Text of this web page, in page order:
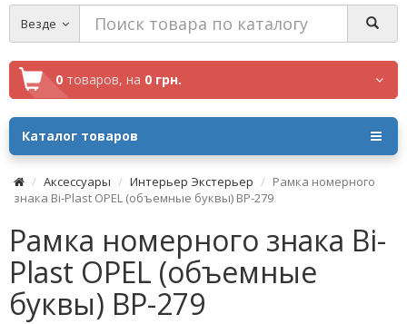
Везде
0 товаров, на 0 грн.
Каталог товаров
Аксессуары Интерьер Экстерьер
Рамка номерного
знака Bi-Plast OPEL (объемные буквы) BP-279
Рамка номерного знака Bi-
Plast OPEL (объемные
буквы) BP-279